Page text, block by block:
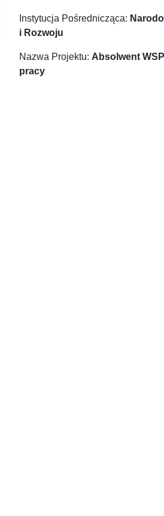
Instytucja Pośrednicząca:
i Rozwoju
Nazwa Projektu: Absolwent
pracy